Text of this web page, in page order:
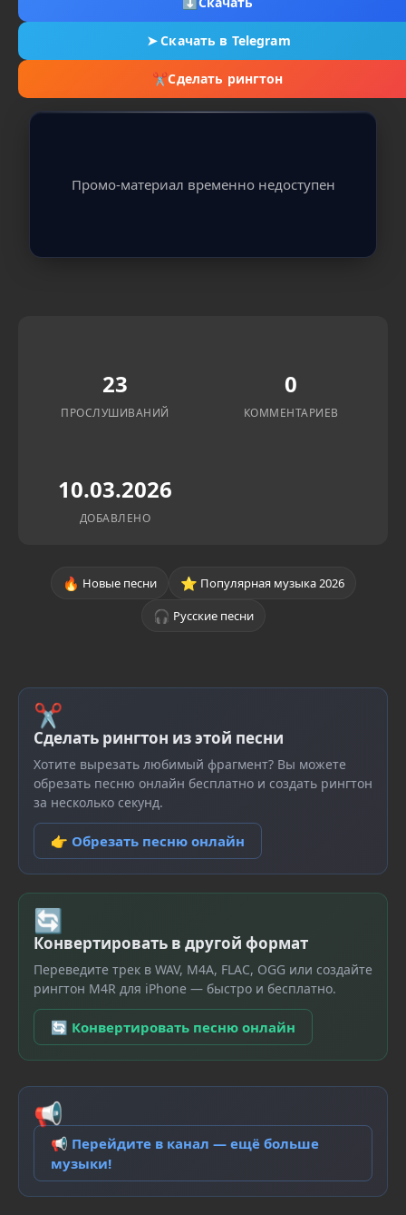
➤Скачать в Telegram
✂Сделать рингтон
Промо-материал временно недоступен
23
ПРОСЛУШИВАНИЙ
0
КОММЕНТАРИЕВ
10.03.2026
ДОБАВЛЕНО
🔥 Новые песни ⭐ Популярная музыка 2026
🎧 Русские песни
✂
Сделать рингтон из этой песни
Хотите вырезать любимый фрагмент? Вы можете
обрезать песню онлайн бесплатно и создать рингтон
за несколько секунд.
👉 Обрезать песню онлайн
🔄
Конвертировать в другой формат
Переведите трек в WAV, M4A, FLAC, OGG или создайте
рингтон M4R для iPhone — быстро и бесплатно.
🔄 Конвертировать песню онлайн
📢
📢 Перейдите в канал — ещё больше
музыки!